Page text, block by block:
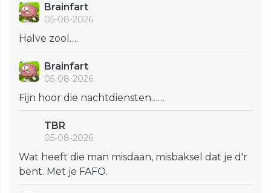
Brainfart
05-08-2026
Halve zool….
Brainfart
05-08-2026
Fijn hoor die nachtdiensten……
TBR
05-08-2026
Wat heeft die man misdaan, misbaksel dat je d'r
bent. Met je FAFO.